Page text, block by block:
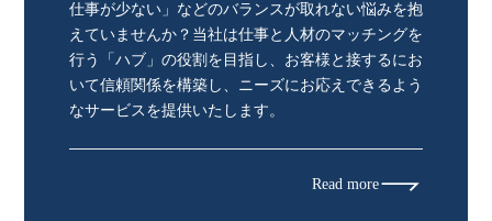
仕事が少ない」などのバランスが取れない悩みを抱
えていませんか？当社は仕事と人材のマッチングを
行う「ハブ」の役割を目指し、お客様と接するにお
いて信頼関係を構築し、ニーズにお応えできるよう
なサービスを提供いたします。
Read more